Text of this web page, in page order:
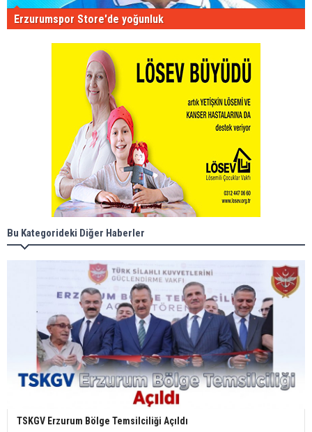
Erzurumspor Store'de yoğunluk
Bu Kategorideki Diğer Haberler
TSKGV Erzurum Bölge Temsilciliği Açıldı